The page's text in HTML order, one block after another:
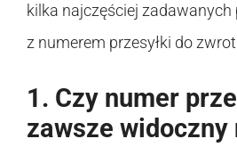
kilka najczęściej
z numerem przesyłki do
1. Czy numer
zawsze widoczny